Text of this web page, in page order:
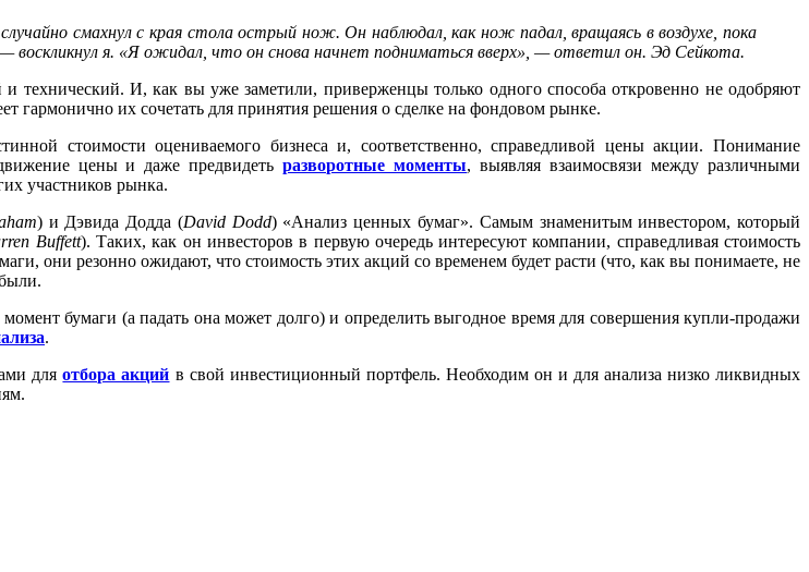
смахнул с края стола острый нож. Он наблюдал, как нож падал, вращаясь в воздухе, пока
воскликнул я. «Я ожидал, что он снова начнет подниматься вверх», — ответил он. Эд Сейкота.
технический. И, как вы уже заметили, приверженцы только одного способа откровенно не одобряют
гармонично их сочетать для принятия решения о сделке на фондовом рынке.
стоимости оцениваемого бизнеса и, соответственно, справедливой цены акции. Понимание
цены и даже предвидетьразворотные моменты, выявляя взаимосвязи между различными
участников рынка.
) и Дэвида Додда (David Dodd) «Анализ ценных бумаг». Самым знаменитым инвестором, который
Buffett). Таких, как он инвесторов в первую очередь интересуют компании, справедливая стоимость
они резонно ожидают, что стоимость этих акций со временем будет расти (что, как вы понимаете, не
бумаги (а падать она может долго) и определить выгодное время для совершения купли-продажи
.
дляотбора акций в свой инвестиционный портфель. Необходим он и для анализа низко ликвидных